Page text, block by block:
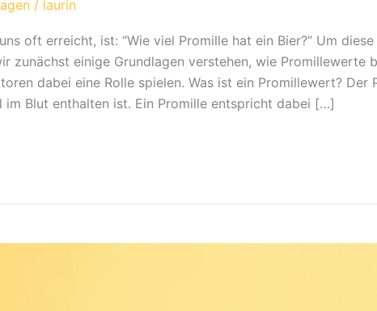
/ laurin
oft erreicht, ist: “Wie viel Promille hat ein Bier?” Um
zunächst einige Grundlagen verstehen, wie Promillewerte
dabei eine Rolle spielen. Was ist ein Promillewert? Der
im Blut enthalten ist. Ein Promille entspricht dabei […]